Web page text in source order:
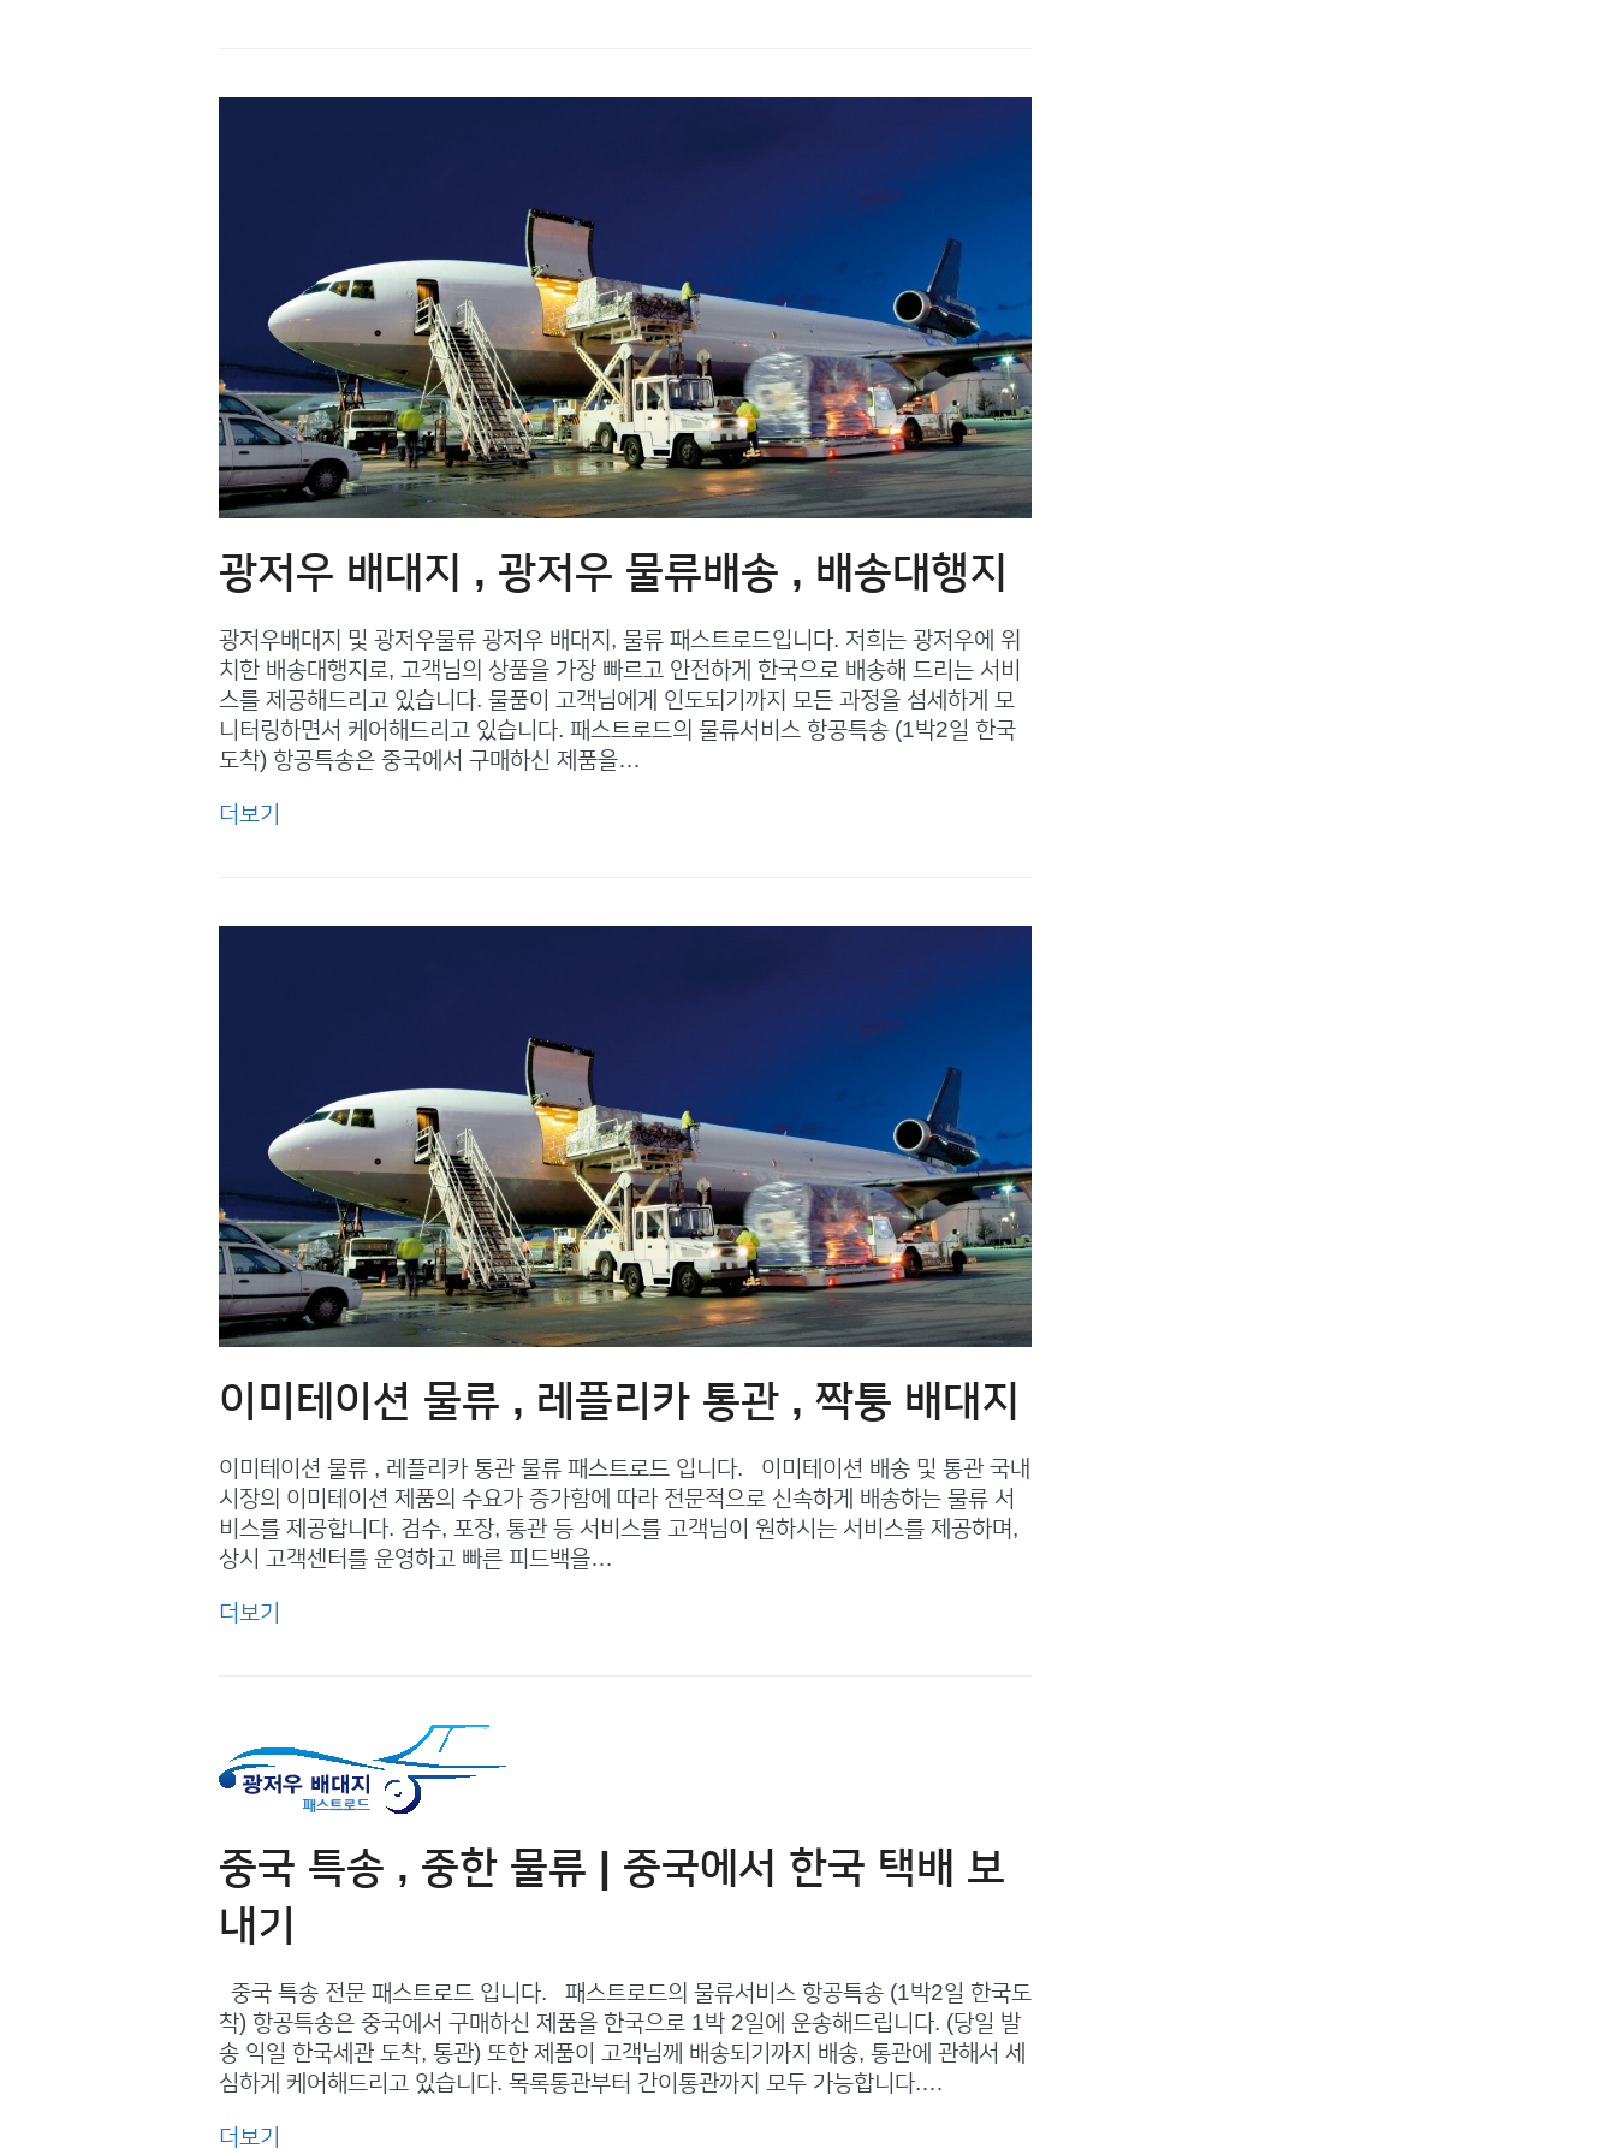
광저우 배대지 , 광저우 물류배송 , 배송대행지
광저우배대지 및 광저우물류 광저우 배대지, 물류 패스트로드입니다. 저희는 광저우에 위
치한 배송대행지로, 고객님의 상품을 가장 빠르고 안전하게 한국으로 배송해 드리는 서비
스를 제공해드리고 있습니다. 물품이 고객님에게 인도되기까지 모든 과정을 섬세하게 모
니터링하면서 케어해드리고 있습니다. 패스트로드의 물류서비스 항공특송 (1박2일 한국
도착) 항공특송은 중국에서 구매하신 제품을…
더보기
이미테이션 물류 , 레플리카 통관 , 짝퉁 배대지
이미테이션 물류 , 레플리카 통관 물류 패스트로드 입니다. 이미테이션 배송 및 통관 국내
시장의 이미테이션 제품의 수요가 증가함에 따라 전문적으로 신속하게 배송하는 물류 서
비스를 제공합니다. 검수, 포장, 통관 등 서비스를 고객님이 원하시는 서비스를 제공하며,
상시 고객센터를 운영하고 빠른 피드백을…
더보기
중국 특송 , 중한 물류 | 중국에서 한국 택배 보
내기
중국 특송 전문 패스트로드 입니다. 패스트로드의 물류서비스 항공특송 (1박2일 한국도
착) 항공특송은 중국에서 구매하신 제품을 한국으로 1박 2일에 운송해드립니다. (당일 발
송 익일 한국세관 도착, 통관) 또한 제품이 고객님께 배송되기까지 배송, 통관에 관해서 세
심하게 케어해드리고 있습니다. 목록통관부터 간이통관까지 모두 가능합니다.…
더보기